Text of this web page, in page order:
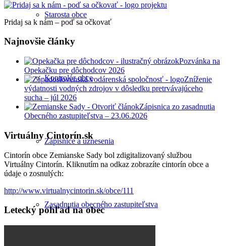
Starosta obce
Kontrolór obce
Zápisnice a uznesenia
Zasadnutia obecného zastupiteľstva
Pridaj sa k nám – poď sa očkovať
Najnovšie články
Pozvánka na
Opekačku pre dôchodcov 2026
Zníženie
výdatnosti vodných zdrojov v dôsledku pretrvávajúceho
sucha – júl 2026
Zápisnica zo zasadnutia
Obecného zastupiteľstva – 23.06.2026
Virtuálny Cintorín.sk
Cintorín obce Zemianske Sady bol zdigitalizovaný službou
Virtuálny Cintorín. Kliknutím na odkaz zobrazíte cintorín obce a
údaje o zosnulých:
http://www.virtualnycintorin.sk/obce/111
Letecký pohľad na obec